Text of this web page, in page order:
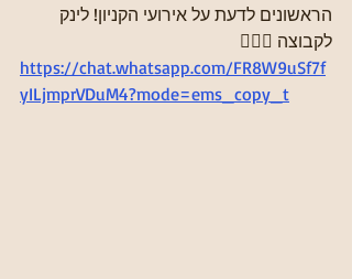
הראשונים לדעת על אירועי הקניון! לינק
לקבוצה 👇🏼💬
https://chat.whatsapp.com/FR8W9uSf7f
yILjmprVDuM4?mode=ems_copy_t